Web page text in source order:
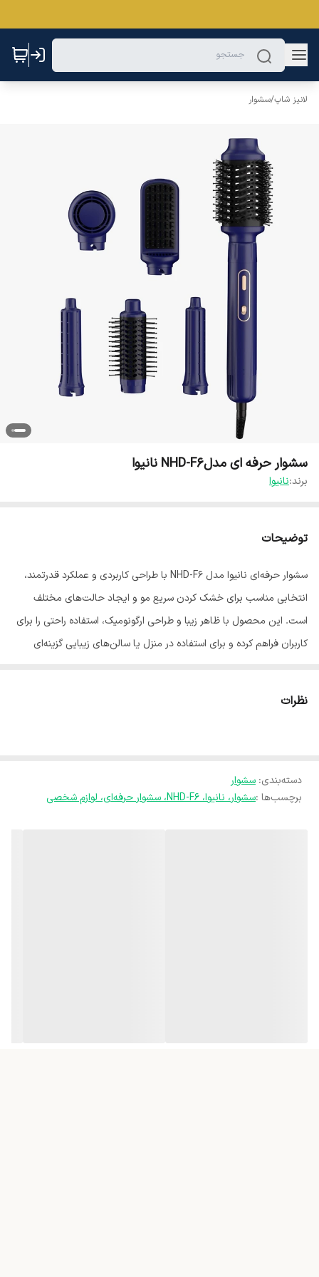
لانیز شاپ/سشوار
سشوار حرفه ای مدلNHD-F6 نانیوا
برند:نانیوا
توضیحات
سشوار حرفه‌ای نانیوا مدل NHD-F6 با طراحی کاربردی و عملکرد قدرتمند،
انتخابی مناسب برای خشک کردن سریع مو و ایجاد حالت‌های مختلف
است. این محصول با ظاهر زیبا و طراحی ارگونومیک، استفاده راحتی را برای
کاربران فراهم کرده و برای استفاده در منزل یا سالن‌های زیبایی گزینه‌ای
کمک می‌کند موهای خود را در زمان کوتاه خشک کرده و به فرم دلخواه
اگر به دنبال یک سشوار حرفه‌ای، باکیفیت و بادوام هستید، نانیوا مدل
NHD-F6 می‌تواند انتخابی مناسب برای استفاده روزمره و حرفه‌ای باشد.
نظرات
دسته‌بندی: سشوار
برچسب‌ها :سشوار، نانیوا، NHD-F6، سشوار حرفه‌ای، لوازم شخصی